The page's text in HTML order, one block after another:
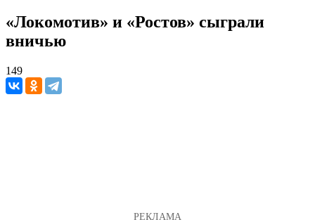
«Локомотив» и «Ростов» сыграли
вничью
149